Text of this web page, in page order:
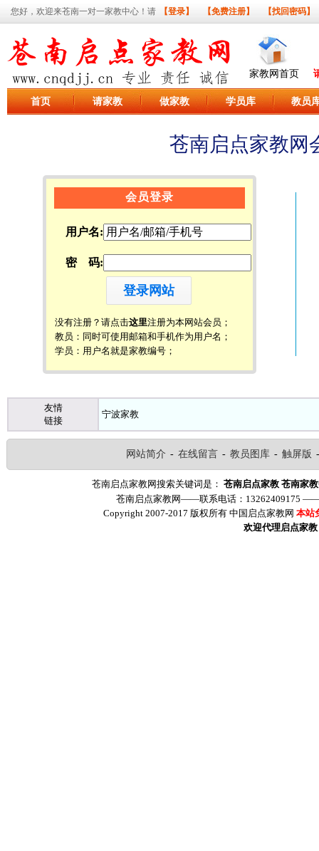
您好，欢迎来苍南一对一家教中心！请 【登录】 【免费注册】 【找回密码】
家教网首页
首页 请家教 做家教 学员库 教员
苍南启点家教网
会员登录
用户名:
密 码:
没有注册？请点击这里注册为本网站会员；
教员：同时可使用邮箱和手机作为用户名；
学员：用户名就是家教编号；
友情
链接
宁波家教
网站简介 - 在线留言 - 教员图库 - 触屏版
苍南启点家教网搜索关键词是： 苍南启点家教 苍南家
苍南启点家教网——联系电话：13262409175
Copyright 2007-2017 版权所有 中国启点家教网 本站
欢迎代理启点家